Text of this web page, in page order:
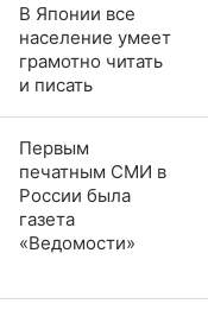
В Японии все
население умеет
грамотно читать
и писать
Первым
печатным СМИ в
России была
газета
«Ведомости»